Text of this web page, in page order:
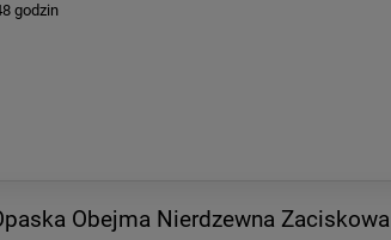
godzin
Obejma Nierdzewna